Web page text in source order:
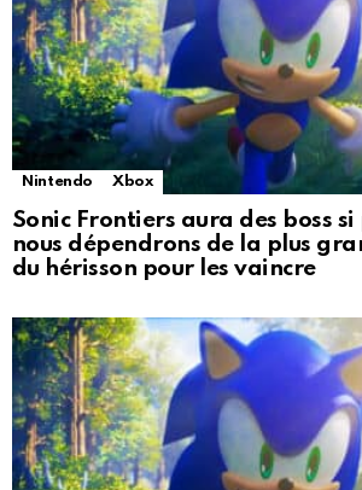
Nintendo Xbox
Sonic Frontiers aura des boss si
nous dépendrons de la plus
du hérisson pour les vaincre